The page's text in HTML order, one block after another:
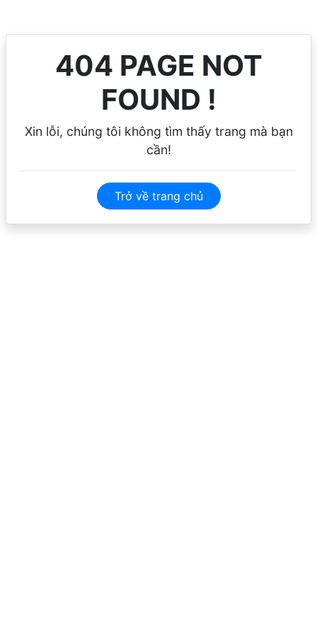
404 PAGE NOT
FOUND !
Xin lỗi, chúng tôi không tìm thấy trang mà bạn
cần!
Trở về trang chủ